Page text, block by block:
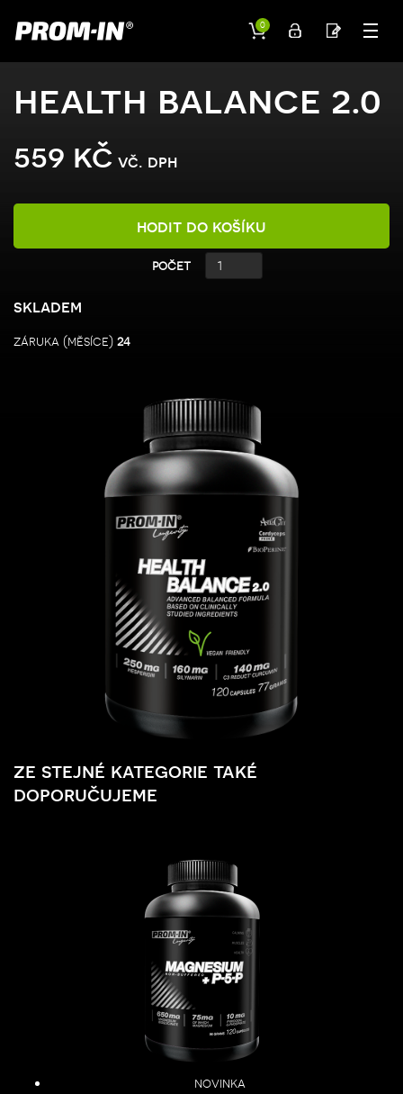
0
health balance 2.0
559 kč vč. dph
hodit do košíku
počet
skladem
záruka (měsíce) 24
ze stejné kategorie také
doporučujeme
novinka